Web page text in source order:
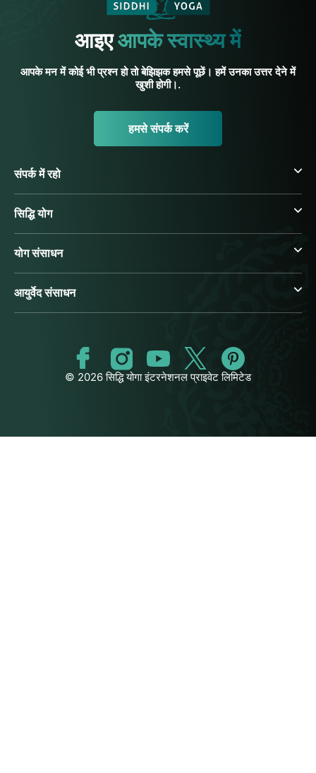
आइएआपके स्वास्थ्य में
आपके मन में कोई भी प्रश्न हो तो बेझिझक हमसे पूछें। हमें उनका उत्तर देने में
खुशी होगी।.
हमसे संपर्क करें
संपर्क में रहो
सिद्धि योग
योग संसाधन
आयुर्वेद संसाधन
© 2026 सिद्धि योगा इंटरनेशनल प्राइवेट लिमिटेड